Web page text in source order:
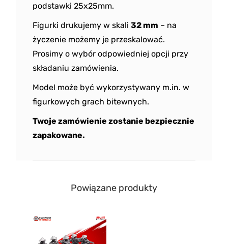
podstawki 25x25mm.
Figurki drukujemy w skali 32 mm – na
życzenie możemy je przeskalować.
Prosimy o wybór odpowiedniej opcji przy
składaniu zamówienia.
Model może być wykorzystywany m.in. w
figurkowych grach bitewnych.
Twoje zamówienie zostanie bezpiecznie
zapakowane.
Powiązane produkty